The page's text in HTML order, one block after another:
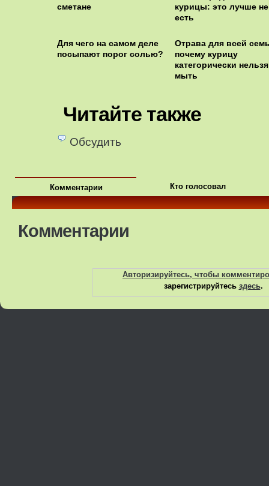
сметане
курицы: это лучше не
есть
Для чего на самом деле
посыпают порог солью?
Отрава для всей
почему курицу
категорически нельзя
мыть
Читайте также
Обсудить
Комментарии Кто голосовал
Комментарии
Авторизируйтесь, чтобы
зарегистрируйтесь здесь.